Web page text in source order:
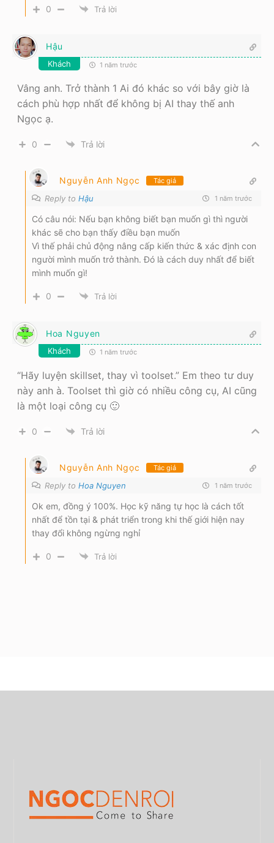
0 Trả lời
Hậu
Khách 1 năm trước
Vâng anh. Trở thành 1 Ai đó khác so với bây giờ là
cách phù hợp nhất để không bị AI thay thế anh
Ngọc ạ.
0 Trả lời
Nguyễn Anh Ngọc Tác giả
Reply to Hậu 1 năm trước
Có câu nói: Nếu bạn không biết bạn muốn gì thì người
khác sẽ cho bạn thấy điều bạn muốn
Vì thế phải chủ động nâng cấp kiến thức & xác định con
người mình muốn trở thành. Đó là cách duy nhất để biết
mình muốn gì!
0 Trả lời
Hoa Nguyen
Khách 1 năm trước
“Hãy luyện skillset, thay vì toolset.” Em theo tư duy
này anh à. Toolset thì giờ có nhiều công cụ, AI cũng
là một loại công cụ 🙂
0 Trả lời
Nguyễn Anh Ngọc Tác giả
Reply to Hoa Nguyen 1 năm trước
Ok em, đồng ý 100%. Học kỹ năng tự học là cách tốt
nhất để tồn tại & phát triển trong khi thế giới hiện nay
thay đổi không ngừng nghỉ
0 Trả lời